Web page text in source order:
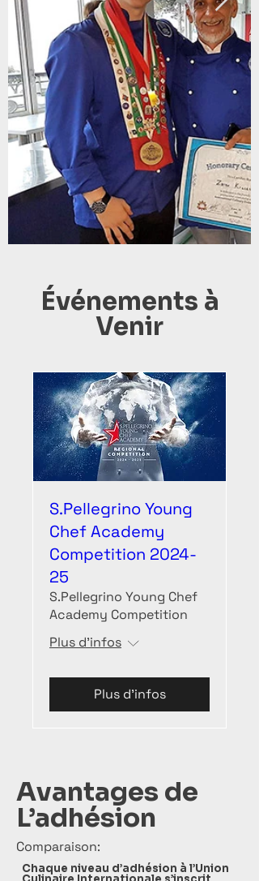
Événements à
Venir
S.Pellegrino Young
Chef Academy
Competition 2024-
25
S.Pellegrino Young Chef
Academy Competition
Plus d'infos
Plus d’infos
Avantages de
L’adhésion
Comparaison:
Chaque niveau d’adhésion à l’Union